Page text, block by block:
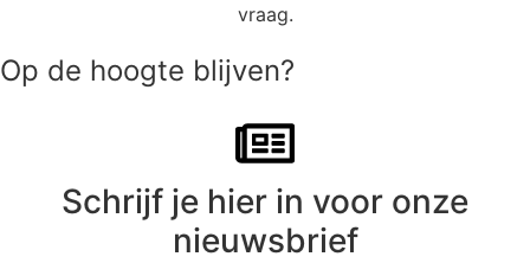
vraag.
Op de hoogte blijven?
Schrijf je hier in voor onze
nieuwsbrief